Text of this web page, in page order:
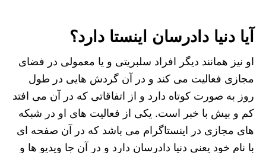
آیا دنیا دادرسان اینستا دارد؟
او نیز همانند دیگر افراد سلبریتی و یا معمولی در فضای
مجازی فعالیت می کند و در آن گردش هایی در طول
روز به صورت کوتاه دارد و از اتفاقاتی که در آن می‌ افتد
کم و بیش با خبر است. یکی از فعالیت های او در شبکه
های مجازی در اینستاگرام می باشد که در آن صفحه ای
با نام خود یعنی دنیا دادرسان دارد و در آن جا ویدیو ها و